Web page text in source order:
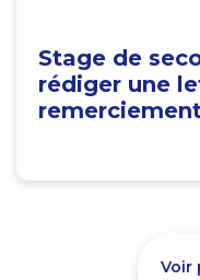
Stage de
rédiger une
Voir